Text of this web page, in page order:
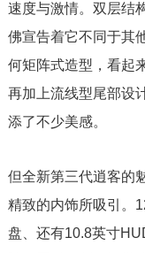
速度与激情。双层结
佛宣告着它不同于其
何矩阵式造型，看起
再加上流线型尾部设
添了不少美感。
但全新第三代逍客的
精致的内饰所吸引。
盘、还有10.8英寸